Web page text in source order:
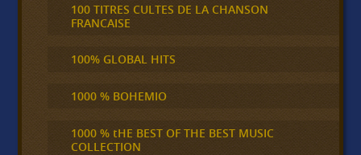
100 TITRES CULTES DE LA CHANSON
FRANCAISE
100% GLOBAL HITS
1000 % BOHEMIO
1000 % tHE BEST OF THE BEST MUSIC
COLLECTION